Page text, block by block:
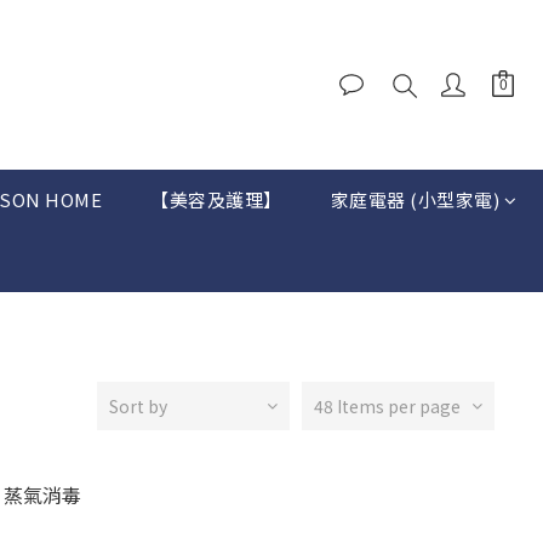
HOME 【美容及護理】 家庭電器 (小型家電)
Sort by 48 Items per page